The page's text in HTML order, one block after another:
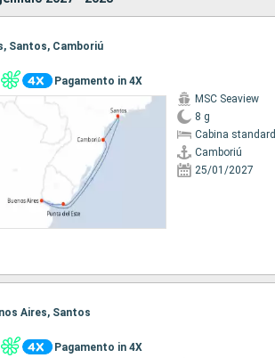
Santos, Camboriú
Pagamento in 4X
MSC Seaview
8 g
Cabina standard
Camboriú
25/01/2027
Aires, Santos
Pagamento in 4X